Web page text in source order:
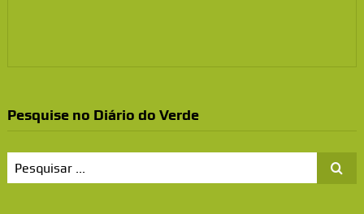
Pesquise no Diário do Verde